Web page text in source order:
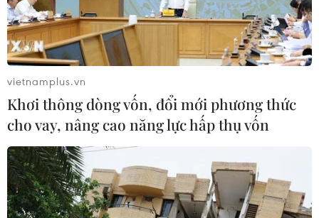
vietnamplus.vn
Khơi thông dòng vốn, đổi mới phương thức
cho vay, nâng cao năng lực hấp thụ vốn